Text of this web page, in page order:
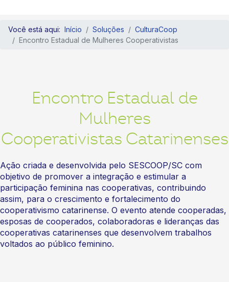
Você está aqui: Início Soluções
CulturaCoop
Encontro Estadual de Mulheres Cooperativistas
Encontro Estadual de
Mulheres
Cooperativistas Catarinenses
Ação criada e desenvolvida pelo SESCOOP/SC com
objetivo de promover a integração e estimular a
participação feminina nas cooperativas, contribuindo
assim, para o crescimento e fortalecimento do
cooperativismo catarinense. O evento atende cooperadas,
esposas de cooperados, colaboradoras e lideranças das
cooperativas catarinenses que desenvolvem trabalhos
voltados ao público feminino.